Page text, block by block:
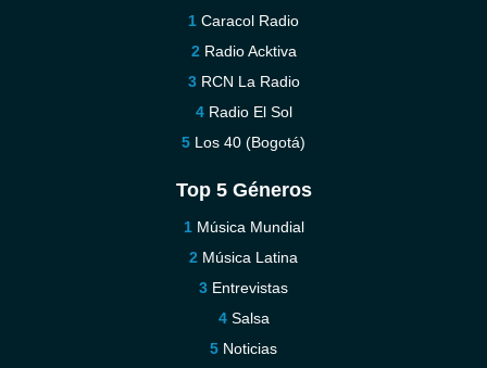
Caracol Radio
Radio Acktiva
RCN La Radio
Radio El Sol
Los 40 (Bogotá)
Top 5 Géneros
Música Mundial
Música Latina
Entrevistas
Salsa
Noticias